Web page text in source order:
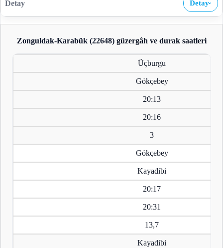
Detay›
Zonguldak-Karabük (22648)güzergâh ve durak saatleri
Üçburgu
Gökçebey
20:13
20:16
3
Gökçebey
Kayadibi
20:17
20:31
13,7
Kayadibi